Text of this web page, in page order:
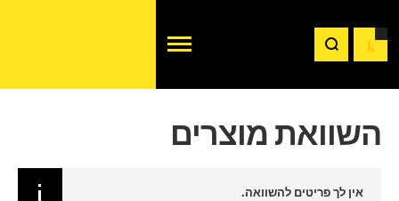
השוואת מוצרים
אין לך פריטים להשוואה.